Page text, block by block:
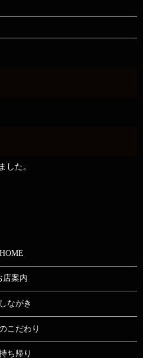
した。
HOME
店案内
ながき
こだわり
ち帰り